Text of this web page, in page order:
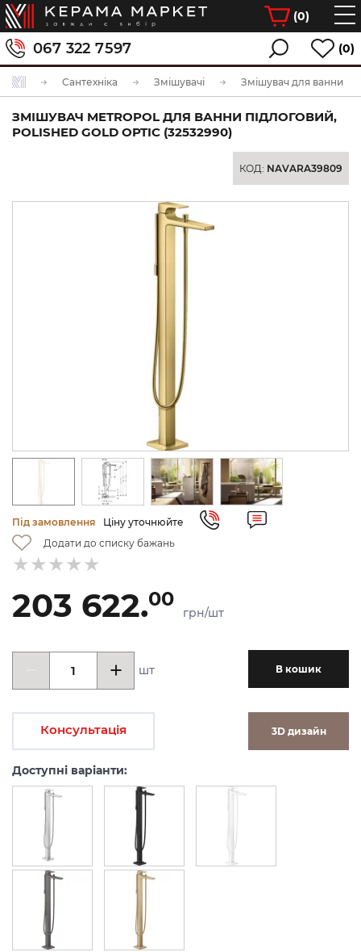
(0)
067 322 7597 (0)
Сантехніка Змішувачі Змішувач для ванни
ЗМІШУВАЧ METROPOL ДЛЯ ВАННИ ПІДЛОГОВИЙ,
POLISHED GOLD OPTIC (32532990)
КОД: NAVARA39809
Під замовлення
Ціну уточнюйте
Додати до списку бажань
203 622.00
грн/шт
шт В кошик
Консультація 3D дизайн
Доступні варіанти: